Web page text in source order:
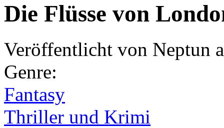
Die Flüsse von
Veröffentlicht von Neptun
Genre:
Fantasy
Thriller und Krimi